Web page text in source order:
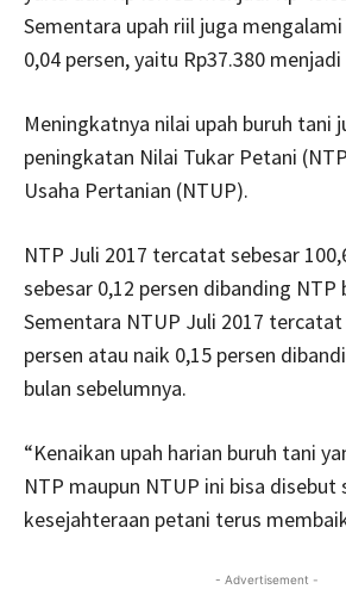
Sementara upah riil juga
0,04 persen, yaitu Rp37.380 menjadi
Meningkatnya nilai upah buruh tani
peningkatan Nilai Tukar Petani
Usaha Pertanian (NTUP).
NTP Juli 2017 tercatat sebesar
sebesar 0,12 persen dibanding NTP
Sementara NTUP Juli 2017 tercatat
persen atau naik 0,15 persen
bulan sebelumnya.
“Kenaikan upah harian buruh tani
NTP maupun NTUP ini bisa disebut
kesejahteraan petani terus
- Advertisement -